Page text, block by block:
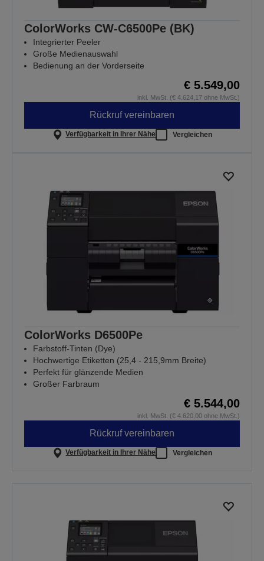
ColorWorks CW-C6500Pe (BK)
Integrierter Peeler
Große Medienauswahl
Bedienung an der Vorderseite
€ 5.549,00
inkl. MwSt. (€ 4.624,17 ohne MwSt.)
Rückruf vereinbaren
Verfügbarkeit in Ihrer Nähe Vergleichen
ColorWorks D6500Pe
Farbstoff-Tinten (Dye)
Hochwertige Etiketten (25,4 - 215,9mm Breite)
Perfekt für glänzende Medien
Großer Farbraum
€ 5.544,00
inkl. MwSt. (€ 4.620,00 ohne MwSt.)
Rückruf vereinbaren
Verfügbarkeit in Ihrer Nähe Vergleichen